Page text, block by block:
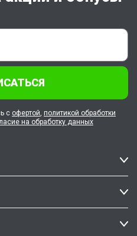
с офертой, политикой обработки
на обработку данных